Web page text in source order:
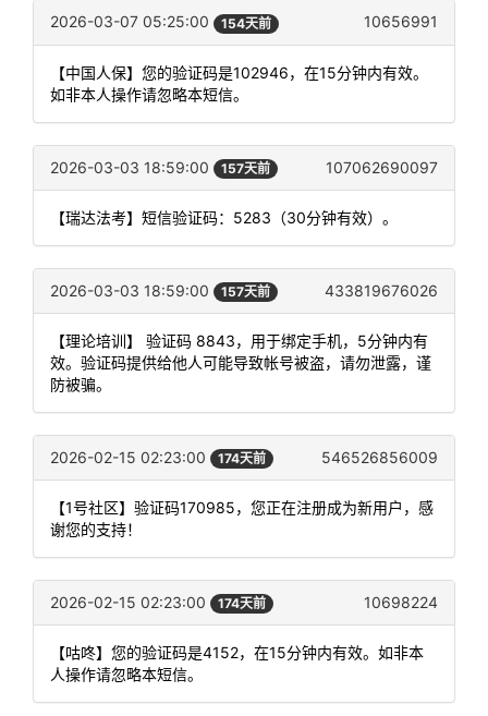
2026-03-07 05:25:00 154天前 10656991
【中国人保】您的验证码是102946，在15分钟内有效。
如非本人操作请忽略本短信。
2026-03-03 18:59:00 157天前 107062690097
【瑞达法考】短信验证码：5283（30分钟有效）。
2026-03-03 18:59:00 157天前 433819676026
【理论培训】 验证码 8843，用于绑定手机，5分钟内有
效。验证码提供给他人可能导致帐号被盗，请勿泄露，谨
防被骗。
2026-02-15 02:23:00 174天前 546526856009
【1号社区】验证码170985，您正在注册成为新用户，感
谢您的支持！
2026-02-15 02:23:00 174天前 10698224
【咕咚】您的验证码是4152，在15分钟内有效。如非本
人操作请忽略本短信。